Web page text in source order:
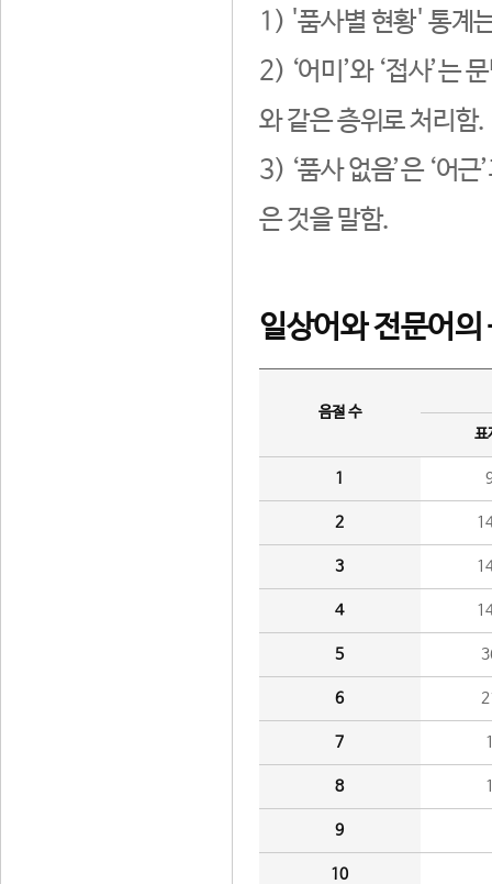
1) '품사별 현황' 통계
2) ‘어미’와 ‘접사’는
와 같은 층위로 처리함.
3) ‘품사 없음’은 ‘어
은 것을 말함.
일상어와 전문어의
음절 수
표
1
2
3
4
5
6
7
8
9
10